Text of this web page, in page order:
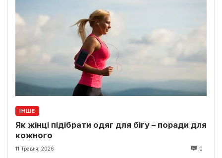
ІНШЕ
Як жінці підібрати одяг для бігу – поради для
кожного
11 Травня, 2026 0